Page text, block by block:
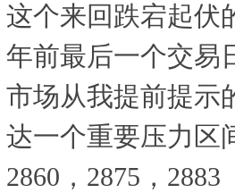
这个来回跌宕起伏
年前最后一个交易
市场从我提前提示
达一个重要压力区
2860 ，2875，2883